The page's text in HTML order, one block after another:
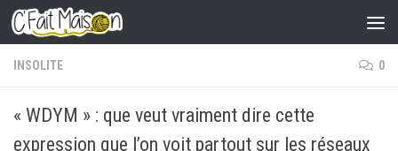
Skip to content
INSOLITE 0
« WDYM » : que veut vraiment dire cette
expression que l’on voit partout sur les réseaux